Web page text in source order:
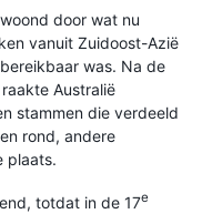
door wat nu
vanuit Zuidoost-Azië
was. Na de
Australië
stammen die verdeeld
rond, andere
plaats.
totdat in de 17e